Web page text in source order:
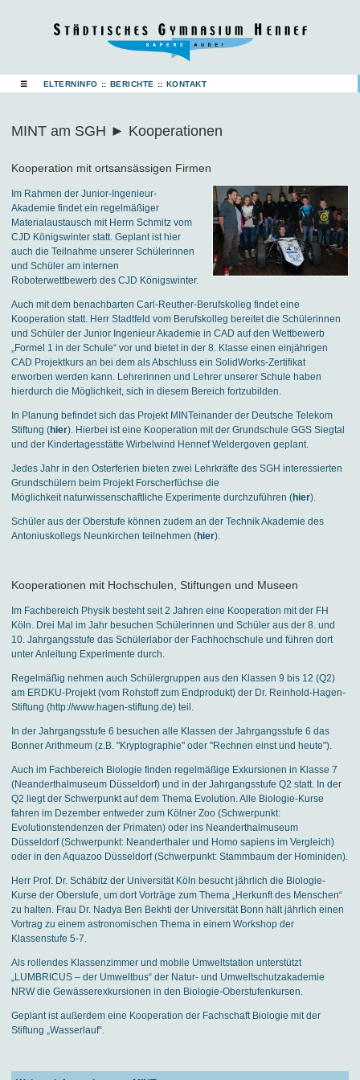
☰ ELTERNINFO :: BERICHTE :: KONTAKT
MINT am SGH ► Kooperationen
Kooperation mit ortsansässigen Firmen
Im Rahmen der Junior-Ingenieur-
Akademie findet ein regelmäßiger
Materialaustausch mit Herrn Schmitz vom
CJD Königswinter statt. Geplant ist hier
auch die Teilnahme unserer Schülerinnen
und Schüler am internen
Roboterwettbewerb des CJD Königswinter.
Auch mit dem benachbarten Carl-Reuther-Berufskolleg findet eine
Kooperation statt. Herr Stadtfeld vom Berufskolleg bereitet die Schülerinnen
und Schüler der Junior Ingenieur Akademie in CAD auf den Wettbewerb
„Formel 1 in der Schule“ vor und bietet in der 8. Klasse einen einjährigen
CAD Projektkurs an bei dem als Abschluss ein SolidWorks-Zertifikat
erworben werden kann. Lehrerinnen und Lehrer unserer Schule haben
hierdurch die Möglichkeit, sich in diesem Bereich fortzubilden.
In Planung befindet sich das Projekt MINTeinander der Deutsche Telekom
Stiftung (hier). Hierbei ist eine Kooperation mit der Grundschule GGS Siegtal
und der Kindertagesstätte Wirbelwind Hennef Weldergoven geplant.
Jedes Jahr in den Osterferien bieten zwei Lehrkräfte des SGH interessierten
Grundschülern beim Projekt Forscherfüchse die
Möglichkeit naturwissenschaftliche Experimente durchzuführen (hier).
Schüler aus der Oberstufe können zudem an der Technik Akademie des
Antoniuskollegs Neunkirchen teilnehmen (hier).
Kooperationen mit Hochschulen, Stiftungen und Museen
Im Fachbereich Physik besteht seit 2 Jahren eine Kooperation mit der FH
Köln. Drei Mal im Jahr besuchen Schülerinnen und Schüler aus der 8. und
10. Jahrgangsstufe das Schülerlabor der Fachhochschule und führen dort
unter Anleitung Experimente durch.
Regelmäßig nehmen auch Schülergruppen aus den Klassen 9 bis 12 (Q2)
am ERDKU-Projekt (vom Rohstoff zum Endprodukt) der Dr. Reinhold-Hagen-
Stiftung (http://www.hagen-stiftung.de) teil.
In der Jahrgangsstufe 6 besuchen alle Klassen der Jahrgangsstufe 6 das
Bonner Arithmeum (z.B. "Kryptographie" oder "Rechnen einst und heute").
Auch im Fachbereich Biologie finden regelmäßige Exkursionen in Klasse 7
(Neanderthalmuseum Düsseldorf) und in der Jahrgangsstufe Q2 statt. In der
Q2 liegt der Schwerpunkt auf dem Thema Evolution. Alle Biologie-Kurse
fahren im Dezember entweder zum Kölner Zoo (Schwerpunkt:
Evolutionstendenzen der Primaten) oder ins Neanderthalmuseum
Düsseldorf (Schwerpunkt: Neanderthaler und Homo sapiens im Vergleich)
oder in den Aquazoo Düsseldorf (Schwerpunkt: Stammbaum der Hominiden).
Herr Prof. Dr. Schäbitz der Universität Köln besucht jährlich die Biologie-
Kurse der Oberstufe, um dort Vorträge zum Thema „Herkunft des Menschen“
zu halten. Frau Dr. Nadya Ben Bekhti der Universität Bonn hält jährlich einen
Vortrag zu einem astronomischen Thema in einem Workshop der
Klassenstufe 5-7.
Als rollendes Klassenzimmer und mobile Umweltstation unterstützt
„LUMBRICUS – der Umweltbus“ der Natur- und Umweltschutzakademie
NRW die Gewässerexkursionen in den Biologie-Oberstufenkursen.
Geplant ist außerdem eine Kooperation der Fachschaft Biologie mit der
Stiftung „Wasserlauf“.